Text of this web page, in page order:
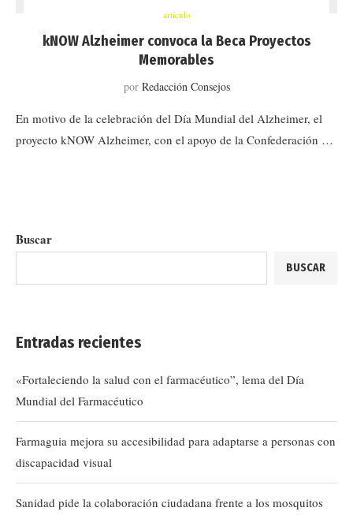
artículo
kNOW Alzheimer convoca la Beca Proyectos
Memorables
por Redacción Consejos
En motivo de la celebración del Día Mundial del Alzheimer, el
proyecto kNOW Alzheimer, con el apoyo de la Confederación …
Buscar
BUSCAR
Entradas recientes
«Fortaleciendo la salud con el farmacéutico”, lema del Día
Mundial del Farmacéutico
Farmaguia mejora su accesibilidad para adaptarse a personas con
discapacidad visual
Sanidad pide la colaboración ciudadana frente a los mosquitos